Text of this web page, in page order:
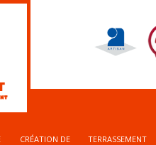
CRÉATION DE
TERRASSEMENT